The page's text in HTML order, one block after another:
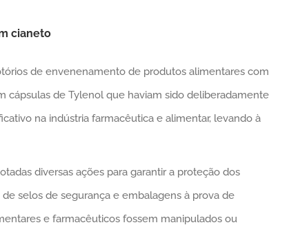
cianeto
de envenenamento de produtos alimentares com
cápsulas de Tylenol que haviam sido deliberadamente
na indústria farmacêutica e alimentar, levando à
diversas ações para garantir a proteção dos
selos de segurança e embalagens à prova de
e farmacêuticos fossem manipulados ou